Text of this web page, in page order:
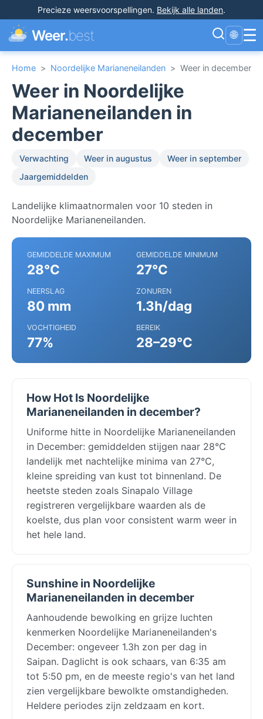
Precieze weersvoorspellingen. Bekijk alle landen.
Weer.best 🌐 ☰
Home > Noordelijke Marianeneilanden > Weer in december
Weer in Noordelijke
Marianeneilanden in
december
Verwachting Weer in augustus
Weer in september
Jaargemiddelden
Landelijke klimaatnormalen voor 10 steden in
Noordelijke Marianeneilanden.
GEMIDDELDE MAXIMUM
28°C
GEMIDDELDE MINIMUM
27°C
NEERSLAG
80 mm
ZONUREN
1.3h/dag
VOCHTIGHEID
77%
BEREIK
28–29°C
How Hot Is Noordelijke
Marianeneilanden in december?
Uniforme hitte in Noordelijke Marianeneilanden
in December: gemiddelden stijgen naar 28°C
landelijk met nachtelijke minima van 27°C,
kleine spreiding van kust tot binnenland. De
heetste steden zoals Sinapalo Village
registreren vergelijkbare waarden als de
koelste, dus plan voor consistent warm weer in
het hele land.
Sunshine in Noordelijke
Marianeneilanden in december
Aanhoudende bewolking en grijze luchten
kenmerken Noordelijke Marianeneilanden's
December: ongeveer 1.3h zon per dag in
Saipan. Daglicht is ook schaars, van 6:35 am
tot 5:50 pm, en de meeste regio's van het land
zien vergelijkbare bewolkte omstandigheden.
Heldere periodes zijn zeldzaam en kort.